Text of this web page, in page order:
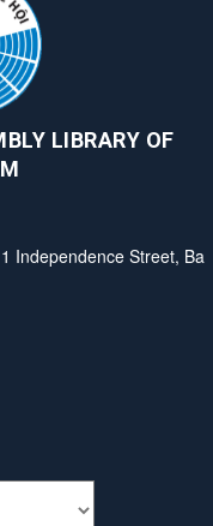
LIBRARY OF
Independence Street, Ba